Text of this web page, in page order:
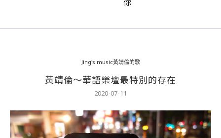
Jing's music黃靖倫的歌
黃靖倫〜華語樂壇最特別的存在
2020-07-11